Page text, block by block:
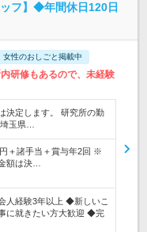
フ】◆年間休日120日
女性のおしごと掲載中
研修もあるので、未経験
決定します。 研究所の勤
玉県…
＋諸手当＋賞与年2回 ※
額は決…
人経験3年以上 ◆新しいこ
に就きたい方大歓迎 ◆完